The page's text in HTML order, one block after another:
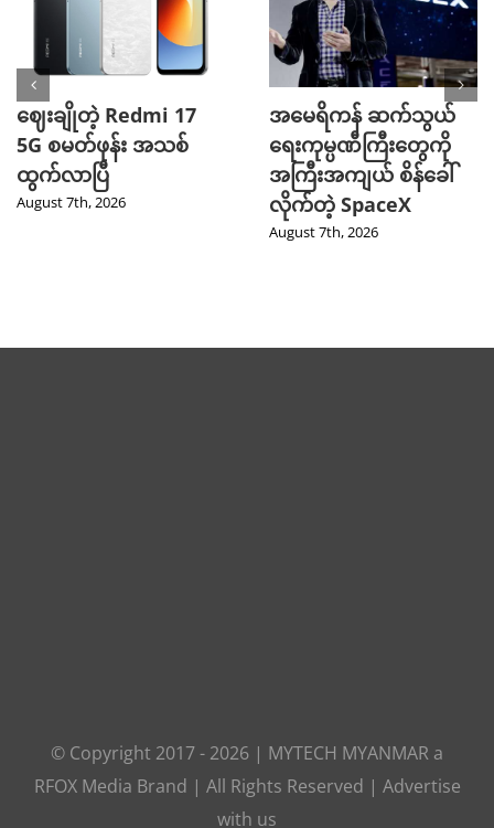
ဈေးချိုတဲ့ Redmi 17
5G စမတ်ဖုန်း အသစ်
ထွက်လာပြီ
August 7th, 2026
အမေရိကန် ဆက်သွယ်
ရေးကုမ္ပဏီကြီးတွေကို
အကြီးအကျယ် စိန်ခေါ်
လိုက်တဲ့ SpaceX
August 7th, 2026
© Copyright 2017 - 2026 | MYTECH MYANMAR a
RFOX Media Brand | All Rights Reserved | Advertise
with us